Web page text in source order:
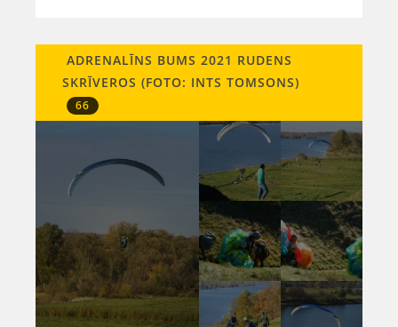
ADRENALĪNS BUMS 2021 RUDENS
SKRĪVEROS (FOTO: INTS TOMSONS)
66